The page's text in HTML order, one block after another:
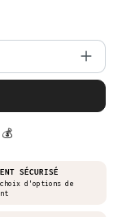
la
SÉCURISÉ
choix d'options de